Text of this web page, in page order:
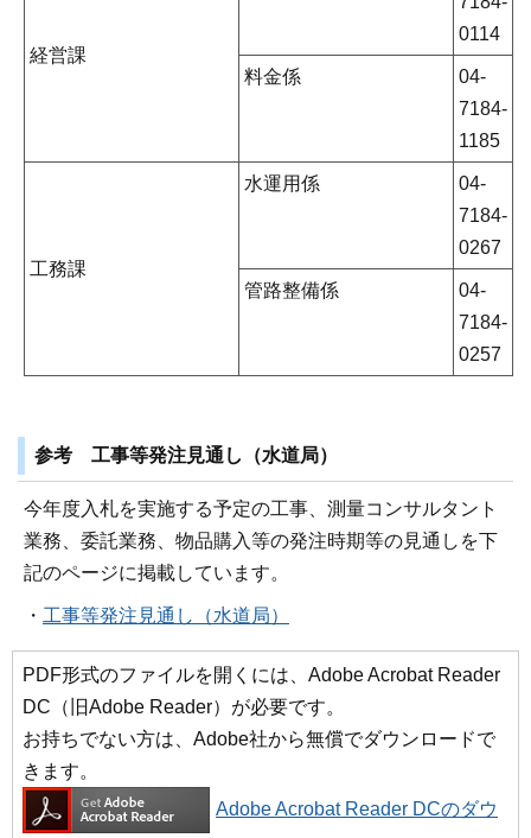
経営課
0114
料金係
04-
7184-
1185
工務課
水運用係
04-
7184-
0267
管路整備係
04-
7184-
0257
参考 工事等発注見通し（水道局）
今年度入札を実施する予定の工事、測量コンサルタント
業務、委託業務、物品購入等の発注時期等の見通しを下
記のページに掲載しています。
・ 工事等発注見通し（水道局）
PDF形式のファイルを開くには、Adobe Acrobat Reader
DC（旧Adobe Reader）が必要です。
お持ちでない方は、Adobe社から無償でダウンロードで
きます。
Adobe Acrobat Reader DCのダウ